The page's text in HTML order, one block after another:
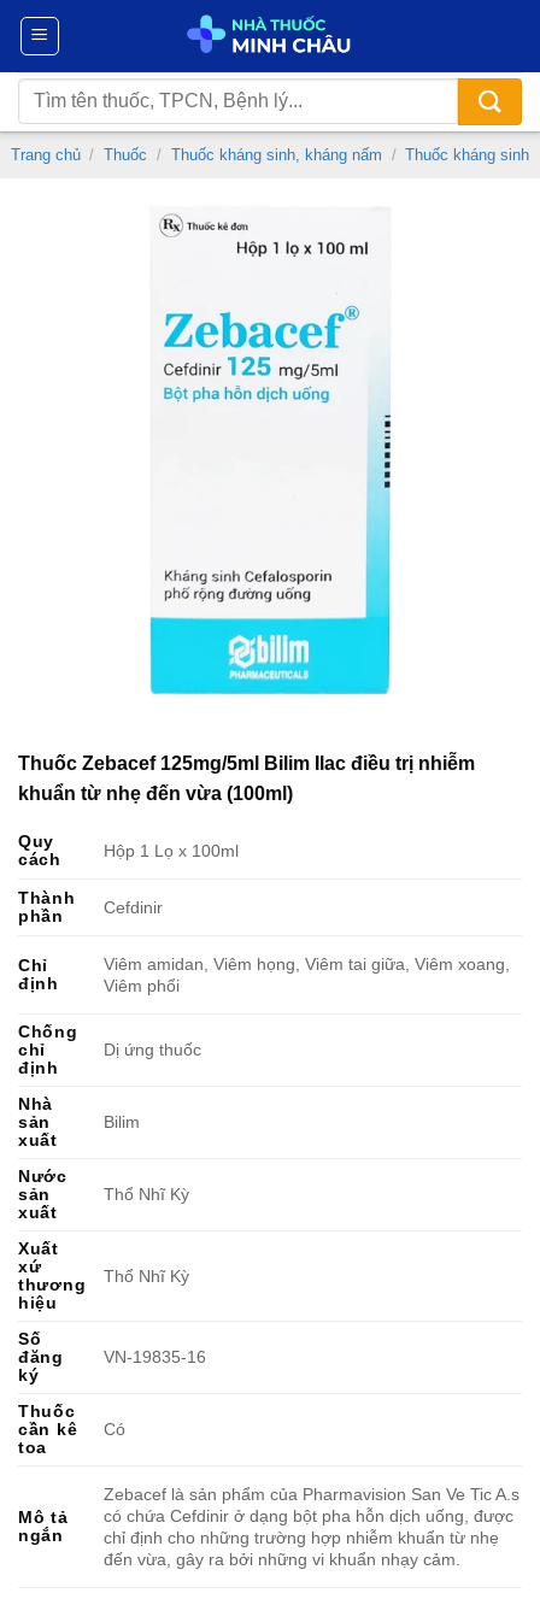
Chuyển
nội
dung
Tìm
kiếm:
Trang chủ / Thuốc / Thuốc kháng sinh, kháng nấm / Thuốc kháng sinh
Thuốc Zebacef 125mg/5ml Bilim Ilac điều trị nhiễm
khuẩn từ nhẹ đến vừa (100ml)
Quy
cách
Hộp 1 Lọ x 100ml
Thành
phần
Cefdinir
Chỉ
định
Viêm amidan, Viêm họng, Viêm tai giữa, Viêm xoang,
Viêm phổi
Chống
chỉ
định
Dị ứng thuốc
Nhà
sản
xuất
Bilim
Nước
sản
xuất
Thổ Nhĩ Kỳ
Xuất
xứ
thương
hiệu
Thổ Nhĩ Kỳ
Số
đăng
ký
VN-19835-16
Thuốc
cần kê
toa
Có
Mô tả
ngắn
Zebacef là sản phẩm của Pharmavision San Ve Tic A.s
có chứa Cefdinir ở dạng bột pha hỗn dịch uống, được
chỉ định cho những trường hợp nhiễm khuẩn từ nhẹ
đến vừa, gây ra bởi những vi khuẩn nhạy cảm.